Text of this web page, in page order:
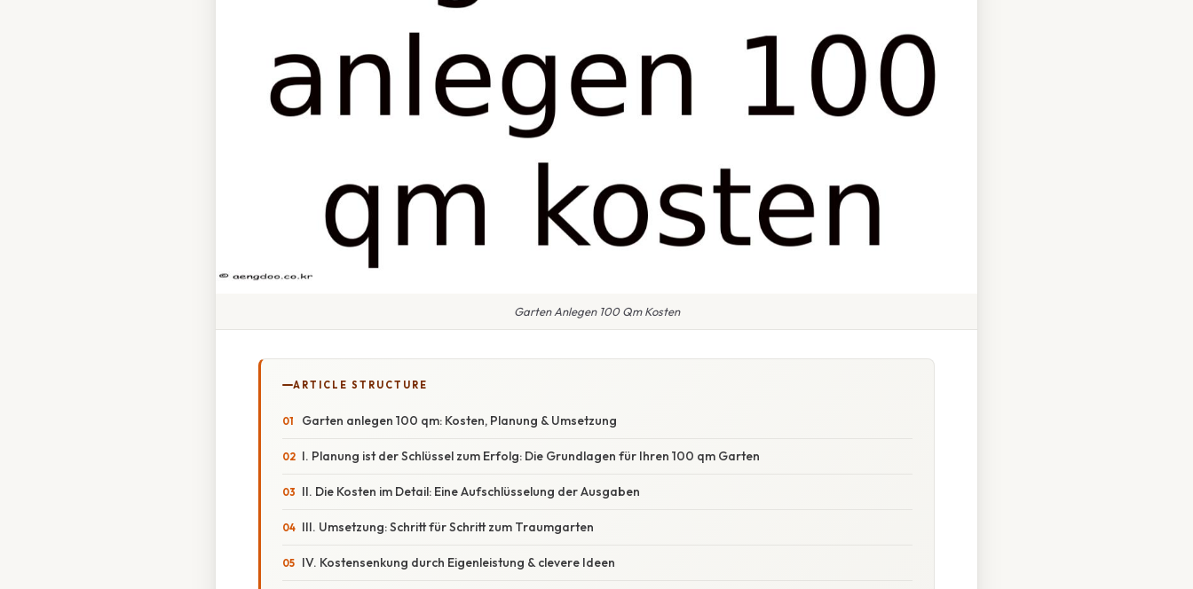
Garten Anlegen 100 Qm Kosten
ARTICLE STRUCTURE
Garten anlegen 100 qm: Kosten, Planung & Umsetzung
I. Planung ist der Schlüssel zum Erfolg: Die Grundlagen für Ihren 100 qm Garten
II. Die Kosten im Detail: Eine Aufschlüsselung der Ausgaben
III. Umsetzung: Schritt für Schritt zum Traumgarten
IV. Kostensenkung durch Eigenleistung & clevere Ideen